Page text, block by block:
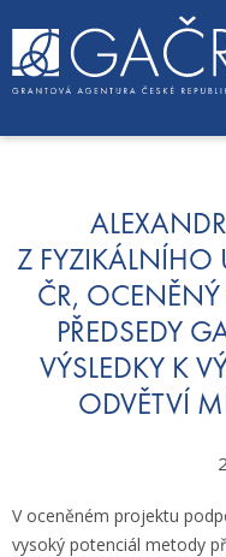
o
Z FYZIKÁLNÍHO
ČR,
PŘEDSEDY
VÝSLEDKY K
ODVĚTVÍ
V oceněném projektu
vysoký potenciál metody